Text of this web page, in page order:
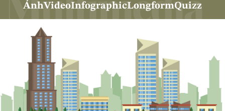
ẢnhVideoInfographicLongformQuizz